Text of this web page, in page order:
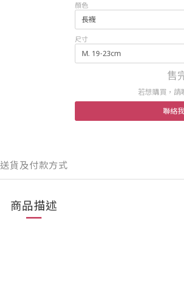
顏色
尺寸
售
若想購買，請
聯絡
送貨及付款方式
商品描述